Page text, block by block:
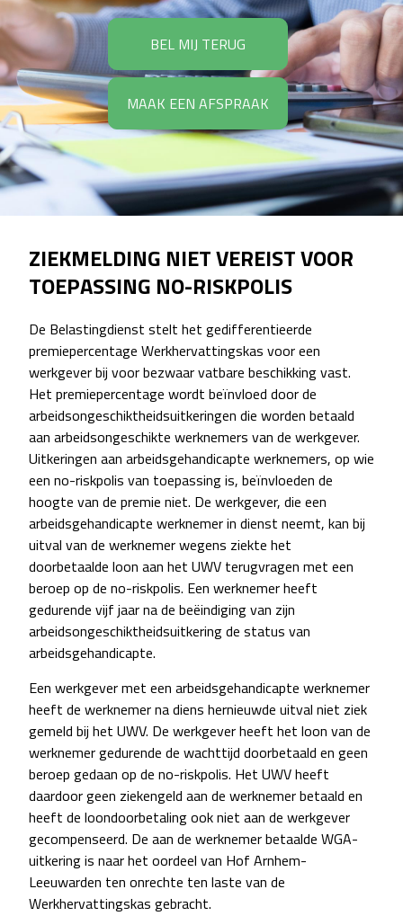
BEL MIJ TERUG
MAAK EEN AFSPRAAK
ZIEKMELDING NIET VEREIST VOOR
TOEPASSING NO-RISKPOLIS
De Belastingdienst stelt het gedifferentieerde
premiepercentage Werkhervattingskas voor een
werkgever bij voor bezwaar vatbare beschikking vast.
Het premiepercentage wordt beïnvloed door de
arbeidsongeschiktheidsuitkeringen die worden betaald
aan arbeidsongeschikte werknemers van de werkgever.
Uitkeringen aan arbeidsgehandicapte werknemers, op wie
een no-riskpolis van toepassing is, beïnvloeden de
hoogte van de premie niet. De werkgever, die een
arbeidsgehandicapte werknemer in dienst neemt, kan bij
uitval van de werknemer wegens ziekte het
doorbetaalde loon aan het UWV terugvragen met een
beroep op de no-riskpolis. Een werknemer heeft
gedurende vijf jaar na de beëindiging van zijn
arbeidsongeschiktheidsuitkering de status van
arbeidsgehandicapte.
Een werkgever met een arbeidsgehandicapte werknemer
heeft de werknemer na diens hernieuwde uitval niet ziek
gemeld bij het UWV. De werkgever heeft het loon van de
werknemer gedurende de wachttijd doorbetaald en geen
beroep gedaan op de no-riskpolis. Het UWV heeft
daardoor geen ziekengeld aan de werknemer betaald en
heeft de loondoorbetaling ook niet aan de werkgever
gecompenseerd. De aan de werknemer betaalde WGA-
uitkering is naar het oordeel van Hof Arnhem-
Leeuwarden ten onrechte ten laste van de
Werkhervattingskas gebracht.